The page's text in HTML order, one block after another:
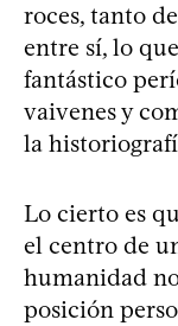
roces, tanto
entre sí, lo
fantástico
vaivenes y
la
Lo cierto es
el centro de
humanidad
posición